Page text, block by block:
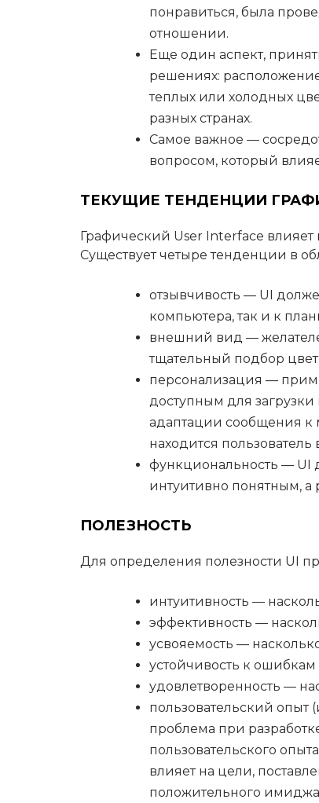
понравиться, была
отношении.
Еще один аспект,
решениях:
теплых или холодных
разных странах.
Самое важное —
вопросом, который
ТЕКУЩИЕ ТЕНДЕНЦИИ
Графический User Interface влияет
Существует четыре тенденции в
отзывчивость — UI
компьютера, так и к
внешний вид —
тщательный подбор
персонализация —
доступным для загрузки
адаптации сообщения к
находится пользователь
функциональность — UI
интуитивно понятным,
ПОЛЕЗНОСТЬ
Для определения полезности UI
интуитивность —
эффективность —
усвояемость —
устойчивость к
удовлетворенность —
пользовательский опыт
проблема при
пользовательского
влияет на цели,
положительного